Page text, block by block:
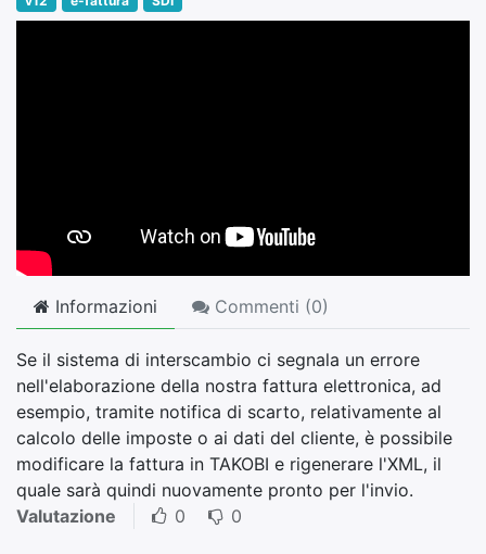
Informazioni Commenti (0)
Se il sistema di interscambio ci segnala un errore
nell'elaborazione della nostra fattura elettronica, ad
esempio, tramite notifica di scarto, relativamente al
calcolo delle imposte o ai dati del cliente, è possibile
modificare la fattura in TAKOBI e rigenerare l'XML, il
quale sarà quindi nuovamente pronto per l'invio.
Valutazione
0 0